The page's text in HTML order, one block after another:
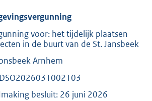
0
K
b
voor: het tijdelijk plaatsen
in de buurt van de St. Jansbeek
Arnhem
besluit: 26 juni 2026